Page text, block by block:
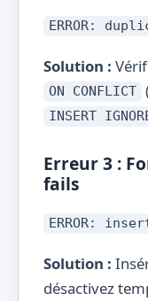
ERROR:
Solution :
ON CONFLICT
INSERT
Erreur 3 :
fails
ERROR:
Solution :
désactivez